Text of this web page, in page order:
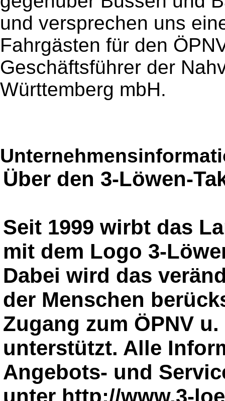
und versprechen uns
Fahrgästen für den
Geschäftsführer der
Württemberg mbH.
Über den 3-Löwen-
Seit 1999 wirbt das
mit dem Logo 3-
Dabei wird das
der Menschen
Zugang zum ÖPNV
unterstützt. Alle
Angebots- und
unter http://www.3-